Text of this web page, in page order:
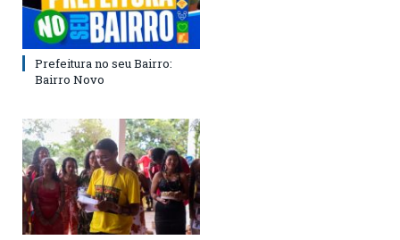
Prefeitura no seu Bairro:
Bairro Novo